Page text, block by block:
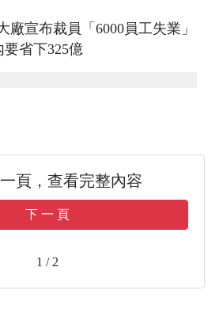
頁，查看完整內容
下 一 頁
1 / 2